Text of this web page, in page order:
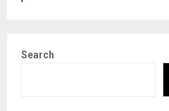
Search